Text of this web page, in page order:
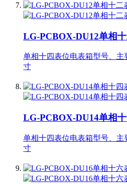
LG-PCBOX-DU12单相
单相十四表位电表箱型号、主
寸
LG-PCBOX-DU14单相
单相十四表位电表箱型号、主
寸